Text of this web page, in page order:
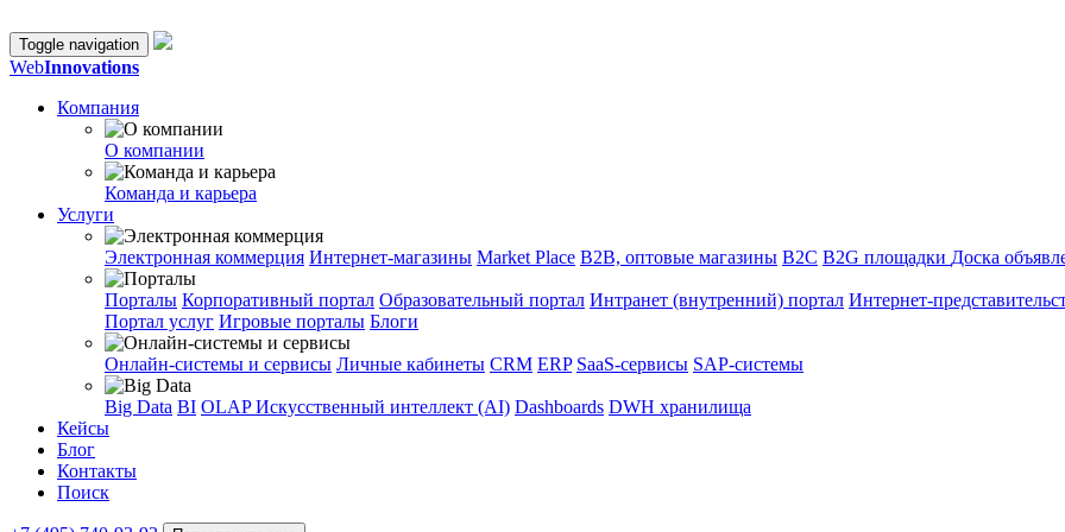
Toggle navigation
WebInnovations
Компания
О компании
Команда и карьера
Услуги
Электронная коммерция Интернет-магазины Market Place B2B, оптовые магазины В2С B2G площадки Доска
Порталы Корпоративный портал Образовательный портал Интранет (внутренний) портал Интернет-
Портал услуг Игровые порталы Блоги
Онлайн-системы и сервисы Личные кабинеты CRM ERP SaaS-сервисы SAP-системы
Big Data BI OLAPИскусственный интеллект (AI) Dashboards DWH хранилища
Кейсы
Блог
Контакты
Поиск